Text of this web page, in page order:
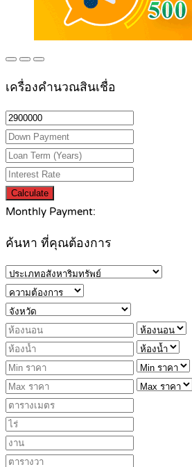
เครื่องคำนวณสินเชื่อ
Calculate
Monthly Payment:
ค้นหา ที่คุณต้องการ